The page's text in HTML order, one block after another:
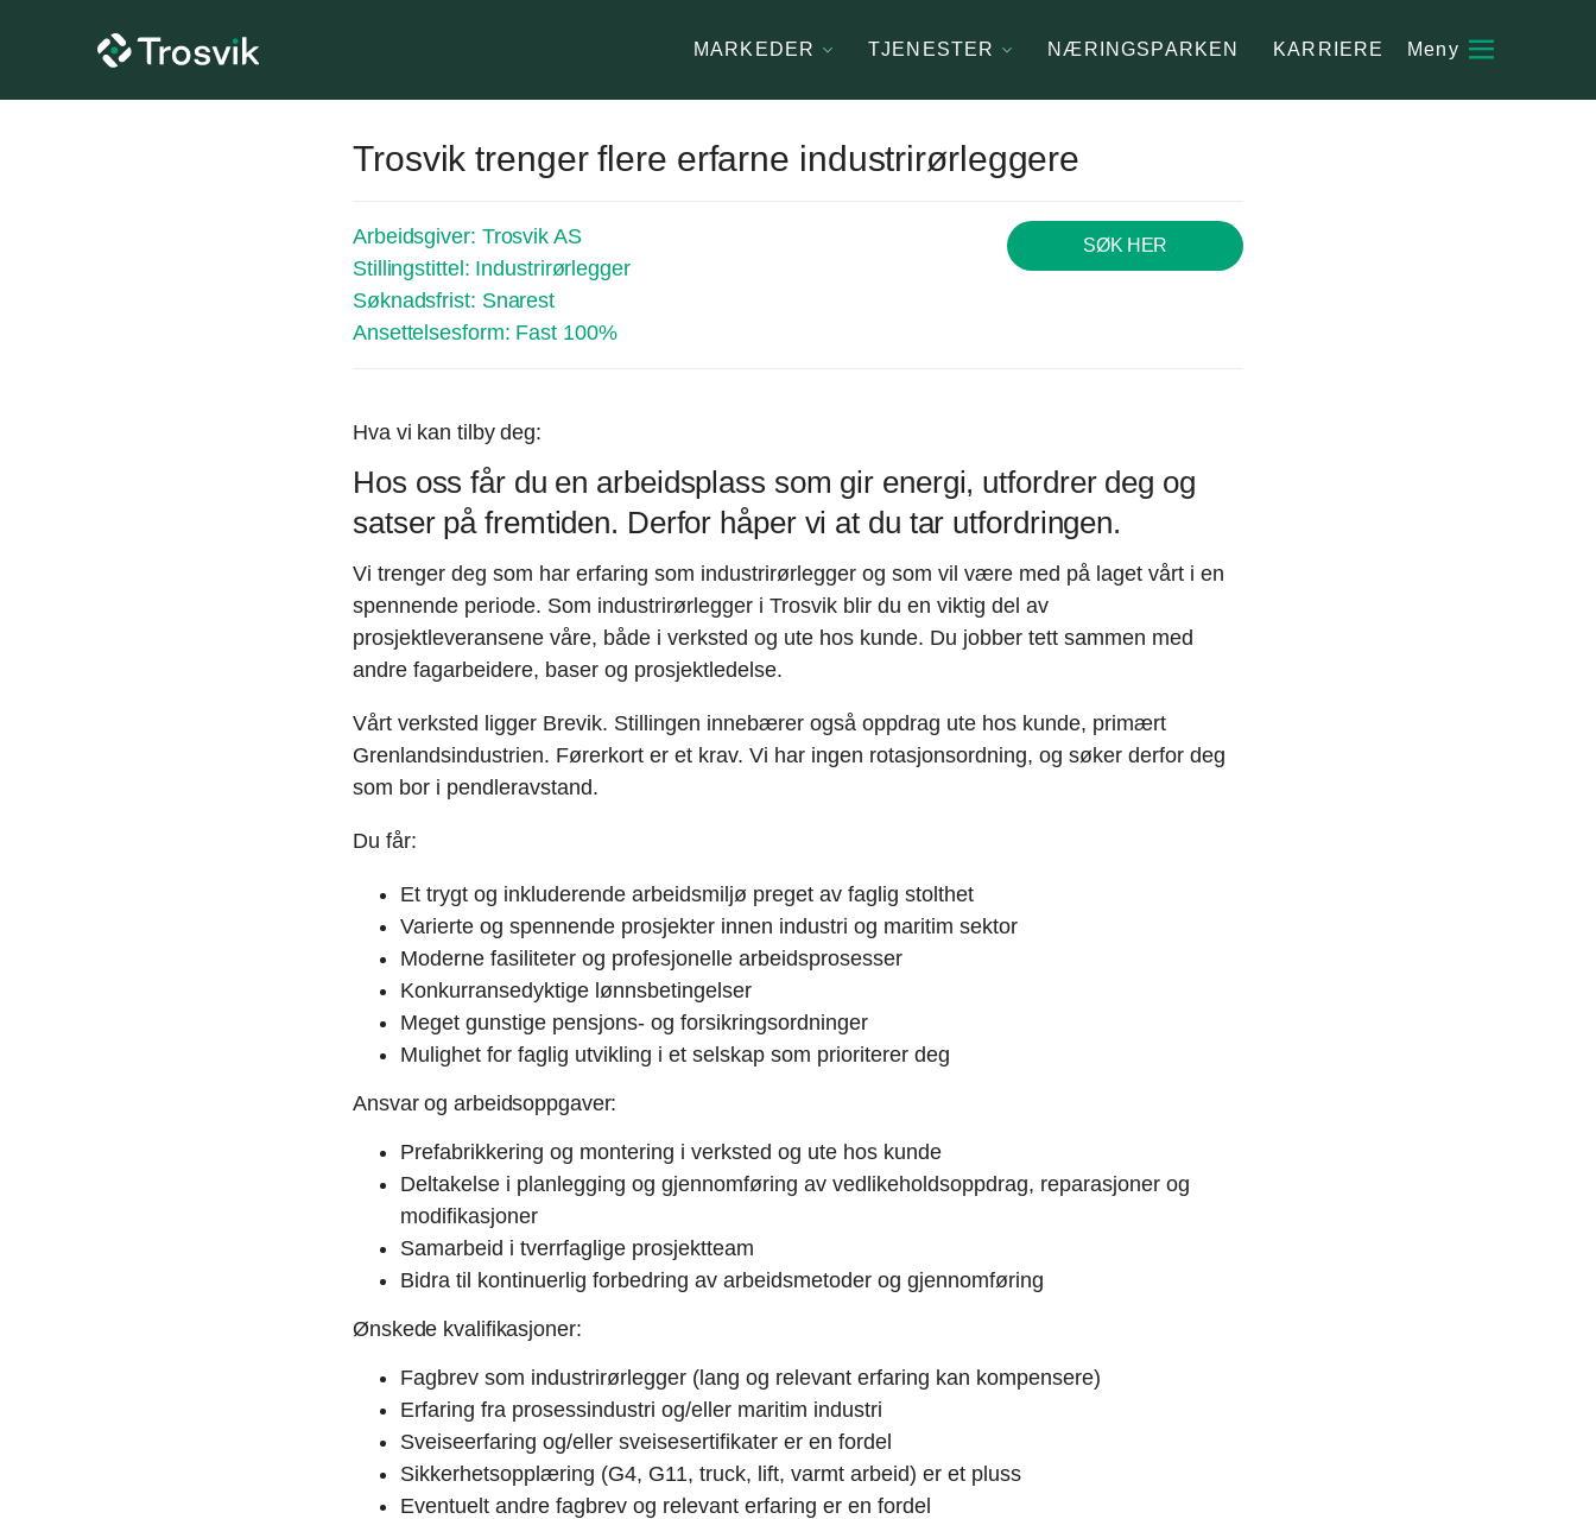
MARKEDER TJENESTER NÆRINGSPARKEN KARRIERE
Trosvik trenger flere erfarne industrirørleggere
Arbeidsgiver: Trosvik AS
Stillingstittel: Industrirørlegger
Søknadsfrist: Snarest
Ansettelsesform: Fast 100%
SØK HER
Hva vi kan tilby deg:
Hos oss får du en arbeidsplass som gir energi, utfordrer deg og
satser på fremtiden. Derfor håper vi at du tar utfordringen.
Vi trenger deg som har erfaring som industrirørlegger og som vil være med på laget vårt i en
spennende periode. Som industrirørlegger i Trosvik blir du en viktig del av
prosjektleveransene våre, både i verksted og ute hos kunde. Du jobber tett sammen med
andre fagarbeidere, baser og prosjektledelse.
Vårt verksted ligger Brevik. Stillingen innebærer også oppdrag ute hos kunde, primært
Grenlandsindustrien. Førerkort er et krav. Vi har ingen rotasjonsordning, og søker derfor deg
som bor i pendleravstand.
Du får:
Et trygt og inkluderende arbeidsmiljø preget av faglig stolthet
Varierte og spennende prosjekter innen industri og maritim sektor
Moderne fasiliteter og profesjonelle arbeidsprosesser
Konkurransedyktige lønnsbetingelser
Meget gunstige pensjons- og forsikringsordninger
Mulighet for faglig utvikling i et selskap som prioriterer deg
Ansvar og arbeidsoppgaver:
Prefabrikkering og montering i verksted og ute hos kunde
Deltakelse i planlegging og gjennomføring av vedlikeholdsoppdrag, reparasjoner og
modifikasjoner
Samarbeid i tverrfaglige prosjektteam
Bidra til kontinuerlig forbedring av arbeidsmetoder og gjennomføring
Ønskede kvalifikasjoner:
Fagbrev som industrirørlegger (lang og relevant erfaring kan kompensere)
Erfaring fra prosessindustri og/eller maritim industri
Sveiseerfaring og/eller sveisesertifikater er en fordel
Sikkerhetsopplæring (G4, G11, truck, lift, varmt arbeid) er et pluss
Eventuelt andre fagbrev og relevant erfaring er en fordel